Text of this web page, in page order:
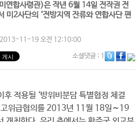
연합사령관)은 작년 6월 14일 전작권 전
미2사단의 ‘전방지역 잔류와 연합사단 편
2013-11-19 오전 12:10:00
소셜댓글: 1
적용될 ‘방위비분담 특별협정 체결
위급협의를 2013년 11월 18일∼19